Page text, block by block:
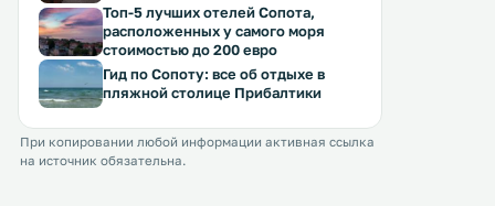
Топ-5 лучших отелей Сопота,
расположенных у самого моря
стоимостью до 200 евро
Гид по Сопоту: все об отдыхе в
пляжной столице Прибалтики
При копировании любой информации активная ссылка
на источник обязательна.